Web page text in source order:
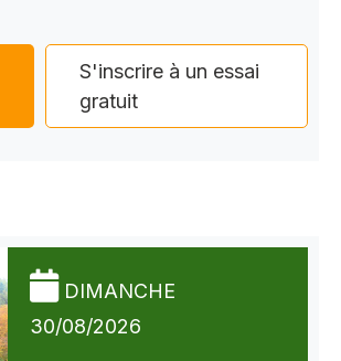
S'inscrire à un essai
gratuit
DIMANCHE
30/08/2026